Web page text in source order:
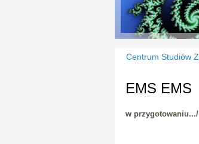
Centrum Studiów
EMS EMS
w